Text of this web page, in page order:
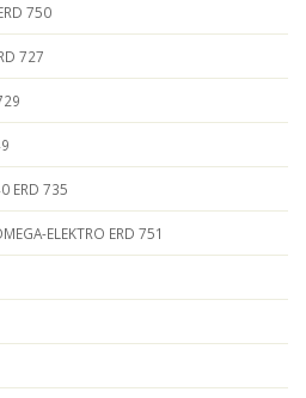
750
727
ERD 735
ELEKTRO ERD 751